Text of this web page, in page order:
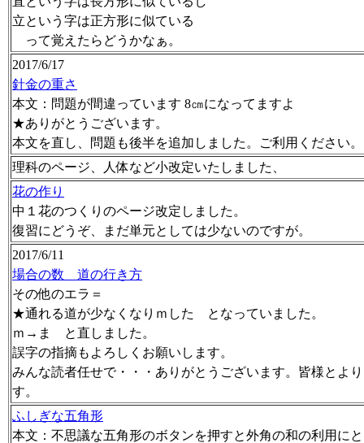
立という字は正方形に似ている
って覚えたらどうかなぁ。
2017/6/17
針金の重さ
本文：問題が間違っています 8㎝になってますよ
★ありがとうございます。
本文を直し、問題も後半を追加しました。ご利用ください。
理科のページ、人体など小改定いたしました、
花の作り
中１花のつくりのページ改定しました。
復習にどうぞ、まだ単元としては少ないのですが。
2017/6/11
場合の数 道の行き方
その他のエラ＝
★通れる道が少なくなりｍした となっていました。
ｍ→ま と直しました。
誤字の指摘もよろしくお願いします。
みんな読者任せで・・・ありがとうございます。皆様とよ
す。
ふしぎな五角形
本文：不思議な五角形のボタンを押すと外角の和の利用に